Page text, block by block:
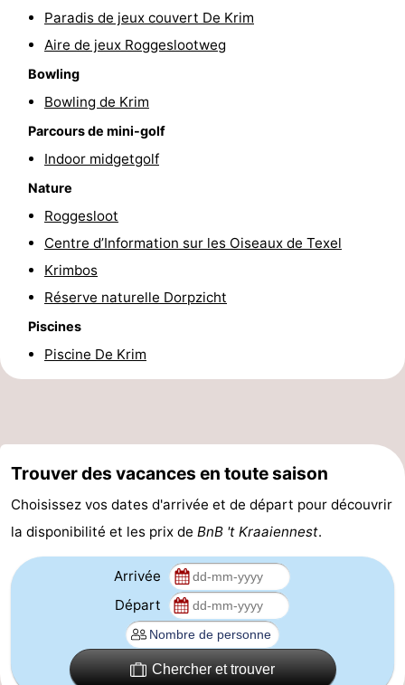
Texel
Sluftervallei
Villapark
Texel
Vogelmient
Last
minutes
Plages
Voir
faire
Lieux
d'intérêt
Églises
-
Moulins
-
Fermes
-
Paradis de jeux couvert De Krim
Aire de jeux Roggeslootweg
Bowling
Bowling de Krim
Parcours de mini-golf
Indoor midgetgolf
Nature
Roggesloot
Centre d’Information sur les Oiseaux de Texel
Krimbos
Réserve naturelle Dorpzicht
Piscines
Piscine De Krim
Trouver des vacances en toute saison
Choisissez vos dates d'arrivée et de départ pour découvrir
la disponibilité et les prix de BnB 't Kraaiennest.
Arrivée
Départ
Chercher et trouver